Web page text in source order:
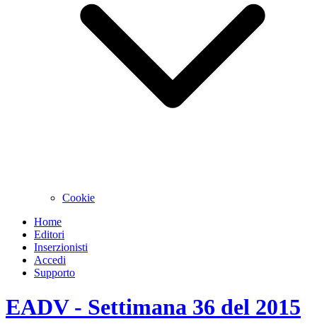
Cookie
Home
Editori
Inserzionisti
Accedi
Supporto
EADV - Settimana 36 del 2015